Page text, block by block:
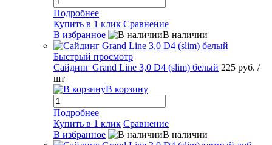
Подробнее
Купить в 1 клик Сравнение
В избранное
В наличии
Быстрый просмотр
Сайдинг Grand Line 3,0 D4 (slim) белый 225 руб. /
шт
В корзину
Подробнее
Купить в 1 клик Сравнение
В избранное
В наличии